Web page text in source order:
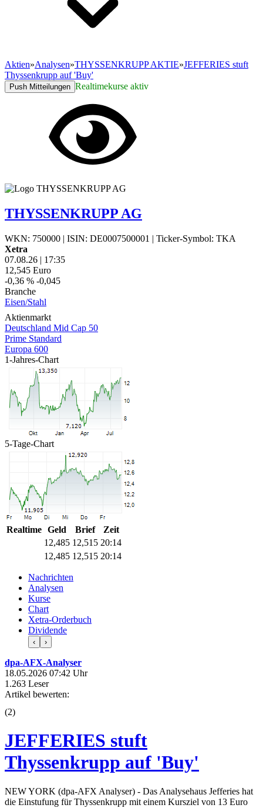
Aktien»Analysen»THYSSENKRUPP AKTIE»JEFFERIES stuft
Thyssenkrupp auf 'Buy'
Push Mitteilungen Realtimekurse aktiv
THYSSENKRUPP AG
WKN: 750000 | ISIN: DE0007500001 | Ticker-Symbol: TKA
Xetra
07.08.26 | 17:35
12,545 Euro
-0,36 % -0,045
Branche
Eisen/Stahl
Aktienmarkt
Deutschland Mid Cap 50
Prime Standard
Europa 600
1-Jahres-Chart
5-Tage-Chart
Realtime Geld Brief
Zeit
12,485 12,515 20:14
12,485 12,515 20:14
Nachrichten
Analysen
Kurse
Chart
Xetra-Orderbuch
Dividende
‹ ›
dpa-AFX-Analyser
18.05.2026 07:42 Uhr
1.263 Leser
Artikel bewerten:
(2)
JEFFERIES stuft
Thyssenkrupp auf 'Buy'
NEW YORK (dpa-AFX Analyser) - Das Analysehaus Jefferies hat
die Einstufung für Thyssenkrupp mit einem Kursziel von 13 Euro